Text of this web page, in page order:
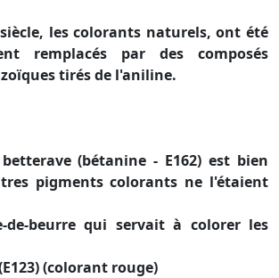
les colorants naturels, ont été
remplacés par des composés
tirés de l'aniline.
(bétanine - E162) est bien
pigments colorants ne l'étaient
beurre qui servait à colorer les
(colorant rouge)